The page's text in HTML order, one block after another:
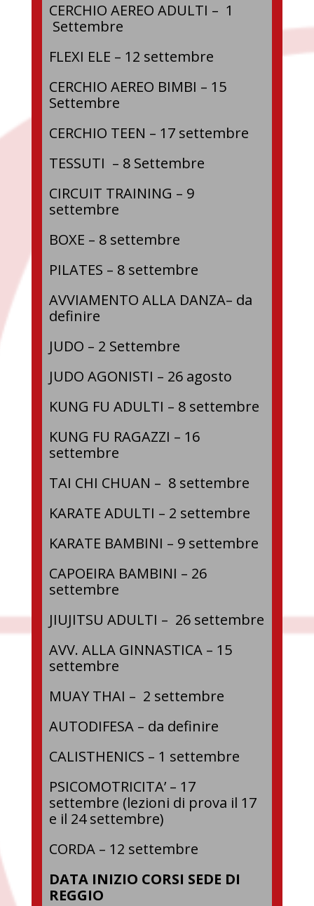
CERCHIO AEREO ADULTI – 1
Settembre
FLEXI ELE – 12 settembre
CERCHIO AEREO BIMBI – 15
Settembre
CERCHIO TEEN – 17 settembre
TESSUTI – 8 Settembre
CIRCUIT TRAINING – 9
settembre
BOXE – 8 settembre
PILATES – 8 settembre
AVVIAMENTO ALLA DANZA– da
definire
JUDO – 2 Settembre
JUDO AGONISTI – 26 agosto
KUNG FU ADULTI – 8 settembre
KUNG FU RAGAZZI – 16
settembre
TAI CHI CHUAN – 8 settembre
KARATE ADULTI – 2 settembre
KARATE BAMBINI – 9 settembre
CAPOEIRA BAMBINI – 26
settembre
JIUJITSU ADULTI – 26 settembre
AVV. ALLA GINNASTICA – 15
settembre
MUAY THAI – 2 settembre
AUTODIFESA – da definire
CALISTHENICS – 1 settembre
PSICOMOTRICITA’ – 17
settembre (lezioni di prova il 17
e il 24 settembre)
CORDA – 12 settembre
DATA INIZIO CORSI SEDE DI
REGGIO